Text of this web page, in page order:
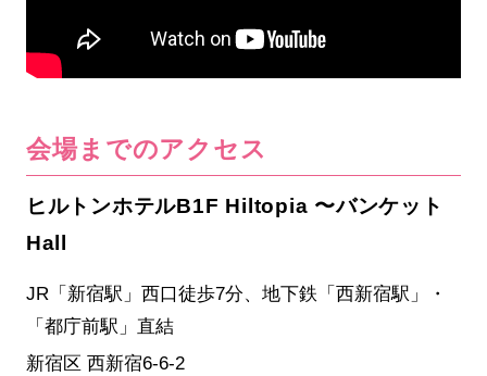
会場までのアクセス
ヒルトンホテルB1F Hiltopia 〜バンケット
Hall
JR「新宿駅」西口徒歩7分、地下鉄「西新宿駅」・
「都庁前駅」直結
新宿区 西新宿6-6-2